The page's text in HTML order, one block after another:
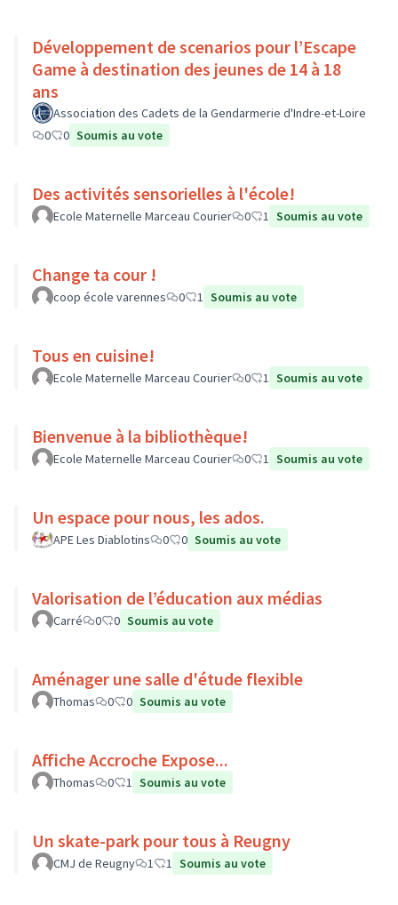
Développement de scenarios pour l’Escape
Game à destination des jeunes de 14 à 18
ans
Association des Cadets de la Gendarmerie d'Indre-et-Loire
0
0 Soumis au vote
Des activités sensorielles à l'école!
Ecole Maternelle Marceau Courier 0 1 Soumis au vote
Change ta cour !
coop école varennes 0 1 Soumis au vote
Tous en cuisine!
Ecole Maternelle Marceau Courier 0 1 Soumis au vote
Bienvenue à la bibliothèque!
Ecole Maternelle Marceau Courier 0 1 Soumis au vote
Un espace pour nous, les ados.
APE Les Diablotins 0 0 Soumis au vote
Valorisation de l’éducation aux médias
Carré 0 0 Soumis au vote
Aménager une salle d'étude flexible
Thomas 0 0 Soumis au vote
Affiche Accroche Expose...
Thomas 0 1 Soumis au vote
Un skate-park pour tous à Reugny
CMJ de Reugny 1 1 Soumis au vote